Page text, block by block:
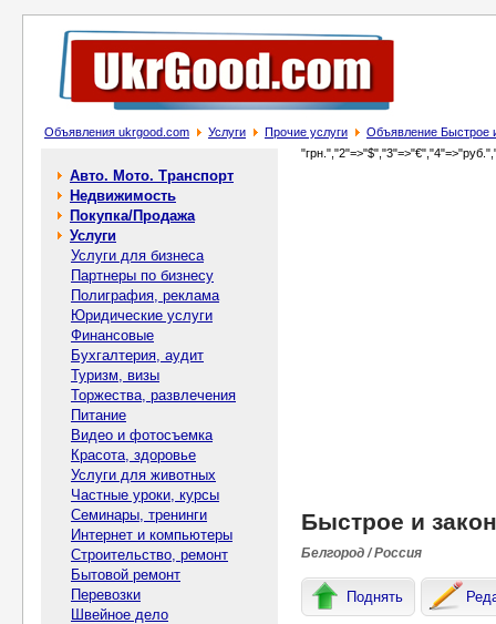
Объявления ukrgood.com Услуги Прочие услуги Объявление Быстрое
Авто. Мото. Транспорт
Недвижимость
Покупка/Продажа
Услуги
Услуги для бизнеса
Партнеры по бизнесу
Полиграфия, реклама
Юридические услуги
Финансовые
Бухгалтерия, аудит
Туризм, визы
Торжества, развлечения
Питание
Видео и фотосъемка
Красота, здоровье
Услуги для животных
Частные уроки, курсы
Семинары, тренинги
Интернет и компьютеры
Строительство, ремонт
Бытовой ремонт
Перевозки
Швейное дело
Быстрое и
Белгород / Россия
Поднять